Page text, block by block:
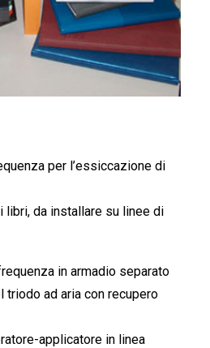
per l’essiccazione di
da installare su linee di
in armadio separato
triodo ad aria con recupero
applicatore in linea